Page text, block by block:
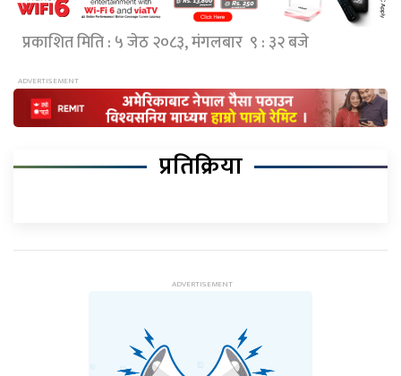
प्रकाशित मिति : ५ जेठ २०८३, मंगलबार ९ : ३२ बजे
प्रतिक्रिया